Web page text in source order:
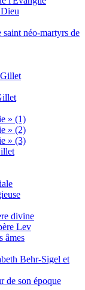
néo-martyrs de
» (1)
» (2)
» (3)
divine
Lev
âmes
Behr-Sigel et
de son époque